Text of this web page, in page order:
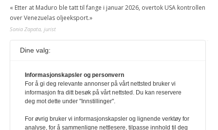
« Etter at Maduro ble tatt til fange i januar 2026, overtok USA kontrollen
over Venezuelas oljeeksport.»
Sonia Zapata, jurist
117,8 millioner er på flukt, en nedgang fra forrige
1. august 2026
Ville ha tilsvart verdens trettende største land i folketall. For å lese
denne må du ha abonnement Logg inn her Ny abonnent? Velg
også egne abonnementer for biblioteker og bedrifter.
Dine valg:
Informasjonskapsler og personvern
For å gi deg relevante annonser på vårt nettsted bruker vi
informasjon fra ditt besøk på vårt nettsted. Du kan reservere
deg mot dette under "Innstillinger".
For øvrig bruker vi informasjonskapsler og lignende verktøy for
analyse, for å sammenligne nettlesere, tilpasse innhold til deg